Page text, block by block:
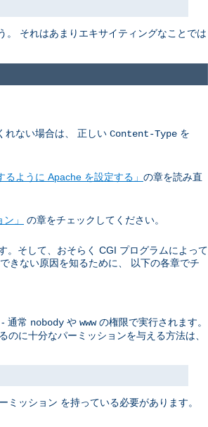
。 それはあまりエキサイティングなことでは
れない場合は、 正しい Content-Type を
るように Apache を設定する」 の章を読み直
」
の章をチェックしてください。
そして、おそらく CGI プログラムによって
きない原因を知るために、 以下の各章でチ
通常 nobody や wwwの権限で実行されます。
のに十分なパーミッションを与える方法は、
ッション を持っている必要があります。